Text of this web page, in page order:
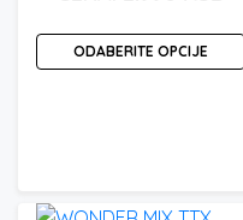
ODABERITE OPCIJE